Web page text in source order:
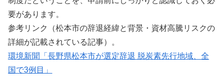
要があります。
参考リンク（松本市の辞退経緯と背景・資材高騰リスクの
詳細が記載されている記事）。
環境新聞「長野県松本市が選定辞退 脱炭素先行地域、全
国で3例目」